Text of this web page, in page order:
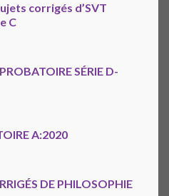
corrigés d’SVT
C
SÉRIE D-
A:2020
DE PHILOSOPHIE